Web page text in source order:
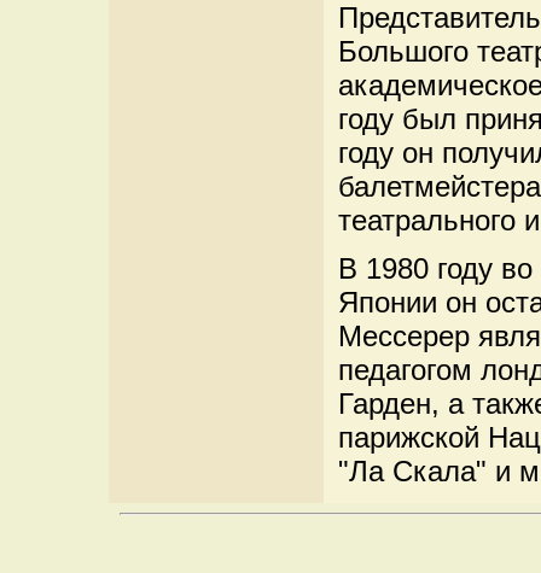
Большого
году был
году он
театрального
В 1980 году
Японии он
Мессерер
педагогом
Гарден, а
парижской
"Ла Скала" и